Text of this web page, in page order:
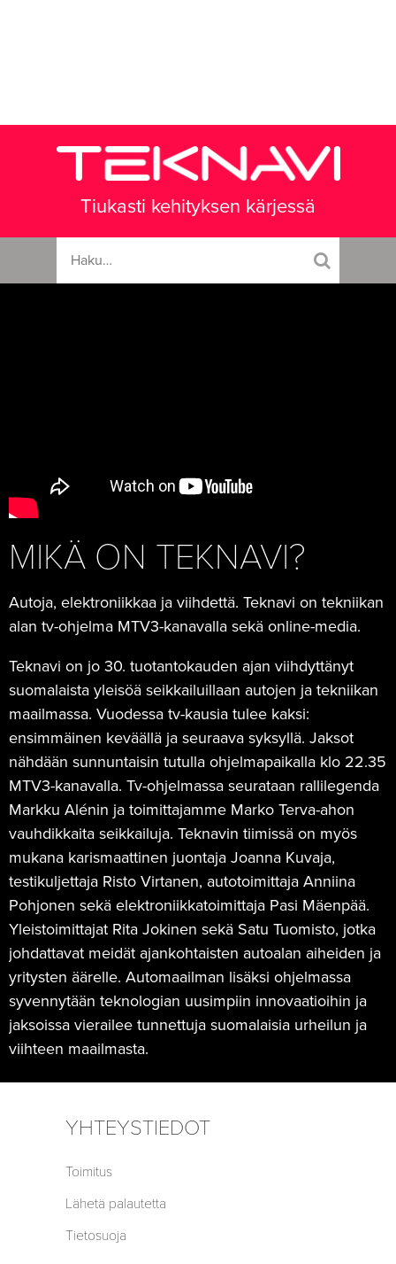
Tiukasti kehityksen kärjessä
MIKÄ ON TEKNAVI?
Autoja, elektroniikkaa ja viihdettä. Teknavi on tekniikan
alan tv-ohjelma MTV3-kanavalla sekä online-media.
Teknavi on jo 30. tuotantokauden ajan viihdyttänyt
suomalaista yleisöä seikkailuillaan autojen ja tekniikan
maailmassa. Vuodessa tv-kausia tulee kaksi:
ensimmäinen keväällä ja seuraava syksyllä. Jaksot
nähdään sunnuntaisin tutulla ohjelmapaikalla klo 22.35
MTV3-kanavalla. Tv-ohjelmassa seurataan rallilegenda
Markku Alénin ja toimittajamme Marko Terva-ahon
vauhdikkaita seikkailuja. Teknavin tiimissä on myös
mukana karismaattinen juontaja Joanna Kuvaja,
testikuljettaja Risto Virtanen, autotoimittaja Anniina
Pohjonen sekä elektroniikkatoimittaja Pasi Mäenpää.
Yleistoimittajat Rita Jokinen sekä Satu Tuomisto, jotka
johdattavat meidät ajankohtaisten autoalan aiheiden ja
yritysten äärelle. Automaailman lisäksi ohjelmassa
syvennytään teknologian uusimpiin innovaatioihin ja
jaksoissa vierailee tunnettuja suomalaisia urheilun ja
viihteen maailmasta.
YHTEYSTIEDOT
Toimitus
Lähetä palautetta
Tietosuoja